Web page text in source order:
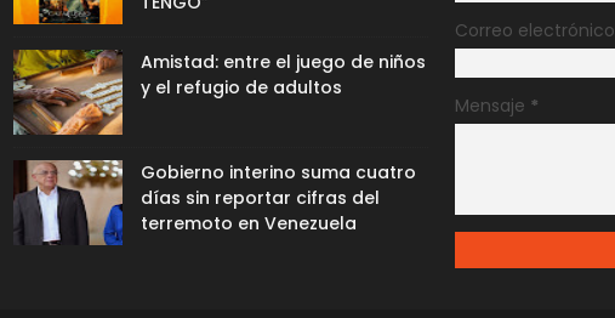
Amistad: entre el juego de niños
y el refugio de adultos
Gobierno interino suma cuatro
días sin reportar cifras del
terremoto en Venezuela
Correo electrónico
Mensaje *